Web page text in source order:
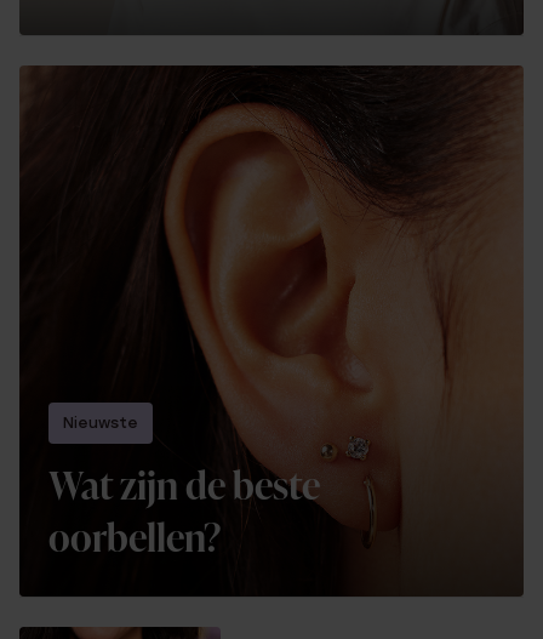
Nieuwste
Wat zijn de beste
oorbellen?